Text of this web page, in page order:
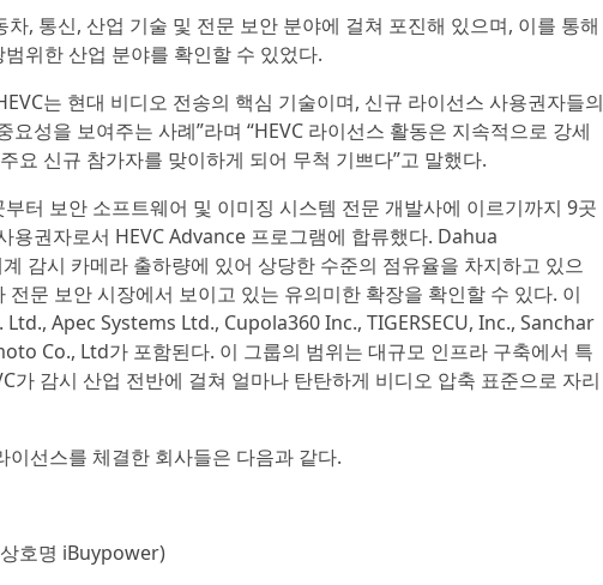
, 통신, 산업 기술 및 전문 보안 분야에 걸쳐 포진해 있으며, 이를 통해
위한 산업 분야를 확인할 수 있었다.
는 현대 비디오 전송의 핵심 기술이며, 신규 라이선스 사용권자들의
성을 보여주는 사례”라며 “HEVC 라이선스 활동은 지속적으로 강세
요 신규 참가자를 맞이하게 되어 무척 기쁘다”고 말했다.
터 보안 소프트웨어 및 이미징 시스템 전문 개발사에 이르기까지 9곳
용권자로서 HEVC Advance 프로그램에 합류했다. Dahua
감시 카메라 출하량에 있어 상당한 수준의 점유율을 차지하고 있으
문 보안 시장에서 보이고 있는 유의미한 확장을 확인할 수 있다. 이
Apec Systems Ltd., Cupola360 Inc., TIGERSECU, Inc., Sanchar
Co., Ltd가 포함된다. 이 그룹의 범위는 대규모 인프라 구축에서 특
가 감시 산업 전반에 걸쳐 얼마나 탄탄하게 비디오 압축 표준으로 자리
선스를 체결한 회사들은 다음과 같다.
호명 iBuypower)